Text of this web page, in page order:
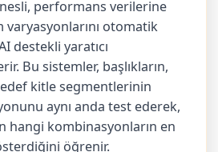
performans verilerine
otomatik
destekli yaratıcı
Bu sistemler, başlıkların,
kitle segmentlerinin
aynı anda test ederek,
hangi kombinasyonların en
öğrenir.